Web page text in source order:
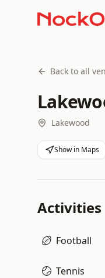
Back to all
Lakewood
Show in Maps
Activities
Football
Tennis